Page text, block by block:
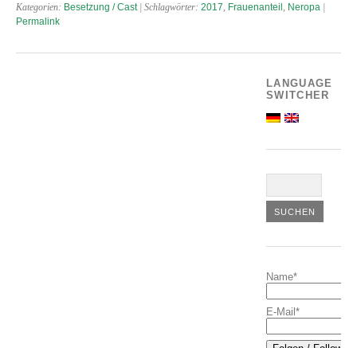
Kategorien: Besetzung / Cast| Schlagwörter: 2017, Frauenanteil , Neropa
Permalink
LANGUAGE
SWITCHER
Name*
E-Mail*